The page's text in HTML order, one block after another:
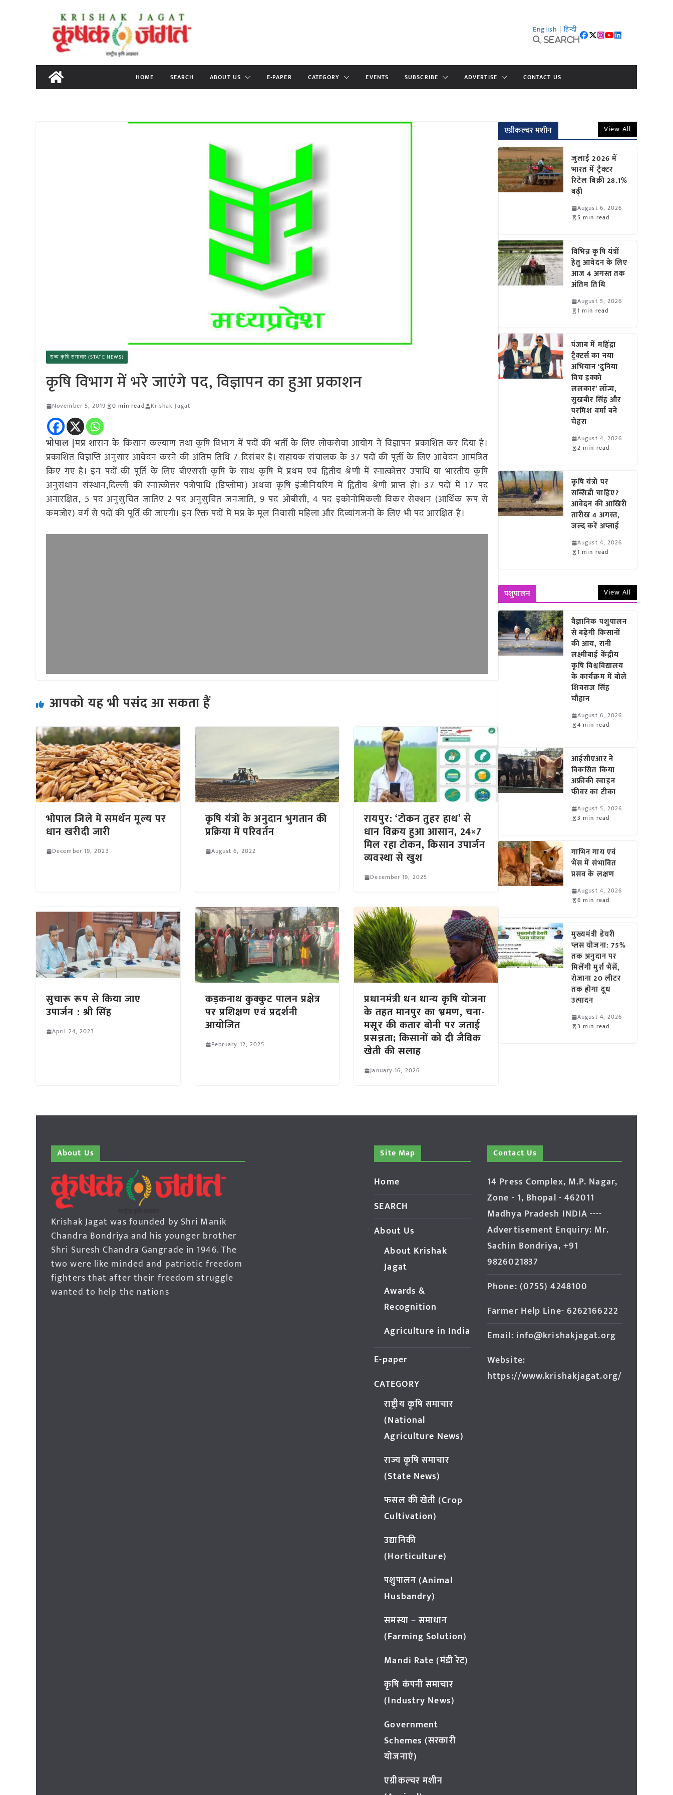
content
English | हिन्दी
Search
HOME SEARCH ABOUT US E-PAPER CATEGORY EVENTS SUBSCRIBE ADVERTISE CONTACT US
राज्य कृषि समाचार (STATE NEWS)
कृषि विभाग में भरे जाएंगे पद, विज्ञापन का हुआ प्रकाशन
November 5, 2019 0 min read Krishak Jagat
भोपाल |मप्र शासन के किसान कल्याण तथा कृषि विभाग में पदों की भर्ती के लिए लोकसेवा आयोग ने विज्ञापन प्रकाशित कर दिया है।
प्रकाशित विज्ञप्ति अनुसार आवेदन करने की अंतिम तिथि 7 दिसंबर है। सहायक संचालक के 37 पदों की पूर्ती के लिए आवेदन आमंत्रित
किए गए है। इन पदों की पूर्ति के लिए बीएससी कृषि के साथ कृषि में प्रथम एवं द्वितीय श्रेणी में स्नात्कोत्तर उपाधि या भारतीय कृषि
अनुसंधान संस्थान,दिल्ली की स्नात्कोत्तर पत्रोपाधि (डिप्लोमा) अथवा कृषि इंजीनियरिंग में द्वितीय श्रेणी प्राप्त हो। 37 पदों में 17 पद
अनारक्षित, 5 पद अनुसुचित जातिए 2 पद अनुसुचित जनजाति, 9 पद ओबीसी, 4 पद इकोनोमिकली विकर सेक्शन (आर्थिक रूप से
कमजोर) वर्ग से पदों की पूर्ति की जाएगी। इन रिक्त पदों में मप्र के मूल निवासी महिला और दिव्यांगजनों के लिए भी पद आरक्षित है।
आपको यह भी पसंद आ सकता हैं
भोपाल जिले में समर्थन मूल्य पर
धान खरीदी जारी
December 19, 2023
कृषि यंत्रों के अनुदान भुगतान की
प्रक्रिया में परिवर्तन
August 6, 2022
रायपुर: ‘टोकन तुहर हाथ’ से
धान विक्रय हुआ आसान, 24×7
मिल रहा टोकन, किसान उपार्जन
व्यवस्था से खुश
December 19, 2025
सुचारू रूप से किया जाए
उपार्जन : श्री सिंह
April 24, 2023
कड़कनाथ कुक्कुट पालन प्रक्षेत्र
पर प्रशिक्षण एवं प्रदर्शनी
आयोजित
February 12, 2025
प्रधानमंत्री धन धान्य कृषि योजना
के तहत मानपुर का भ्रमण, चना-
मसूर की कतार बोनी पर जताई
प्रसन्नता; किसानों को दी जैविक
खेती की सलाह
January 16, 2026
एग्रीकल्चर मशीन View All
जुलाई 2026 में
भारत में ट्रैक्टर
रिटेल बिक्री 28.1%
बढ़ी
August 6, 2026
5 min read
विभिन्न कृषि यंत्रों
हेतु आवेदन के लिए
आज 4 अगस्त तक
अंतिम तिथि
August 5, 2026
1 min read
पंजाब में महिंद्रा
ट्रैक्टर्स का नया
अभियान ‘दुनिया
विच इक्को
ललकार’ लॉन्च,
सुखबीर सिंह और
परमिश वर्मा बने
चेहरा
August 4, 2026
2 min read
कृषि यंत्रों पर
सब्सिडी चाहिए?
आवेदन की आखिरी
तारीख 4 अगस्त,
जल्द करें अप्लाई
August 4, 2026
1 min read
पशुपालन View All
वैज्ञानिक पशुपालन
से बढ़ेगी किसानों
की आय, रानी
लक्ष्मीबाई केंद्रीय
कृषि विश्वविद्यालय
के कार्यक्रम में बोले
शिवराज सिंह
चौहान
August 6, 2026
4 min read
आईसीएआर ने
विकसित किया
अफ्रीकी स्वाइन
फीवर का टीका
August 5, 2026
3 min read
गाभिन गाय एवं
भैंस में संभावित
प्रसव के लक्षण
August 4, 2026
6 min read
मुख्यमंत्री डेयरी
प्लस योजना: 75%
तक अनुदान पर
मिलेंगी मुर्रा भैंसें,
रोजाना 20 लीटर
तक होगा दूध
उत्पादन
August 4, 2026
3 min read
About Us
Krishak Jagat was founded by Shri Manik
Chandra Bondriya and his younger brother
Shri Suresh Chandra Gangrade in 1946. The
two were like minded and patriotic freedom
fighters that after their freedom struggle
wanted to help the nations
Site Map
Home
SEARCH
About Us
About Krishak
Jagat
Awards &
Recognition
Agriculture in India
E-paper
CATEGORY
राष्ट्रीय कृषि समाचार
(National
Agriculture News)
राज्य कृषि समाचार
(State News)
फसल की खेती (Crop
Cultivation)
उद्यानिकी
(Horticulture)
पशुपालन (Animal
Husbandry)
समस्या – समाधान
(Farming Solution)
Mandi Rate (मंडी रेट)
कृषि कंपनी समाचार
(Industry News)
Government
Schemes (सरकारी
योजनाएं)
एग्रीकल्चर मशीन
Contact Us
14 Press Complex, M.P. Nagar,
Zone - 1, Bhopal - 462011
Madhya Pradesh INDIA ----
Advertisement Enquiry: Mr.
Sachin Bondriya, +91
9826021837
Phone: (0755) 4248100
Farmer Help Line- 6262166222
Email: info@krishakjagat.org
Website:
https://www.krishakjagat.org/